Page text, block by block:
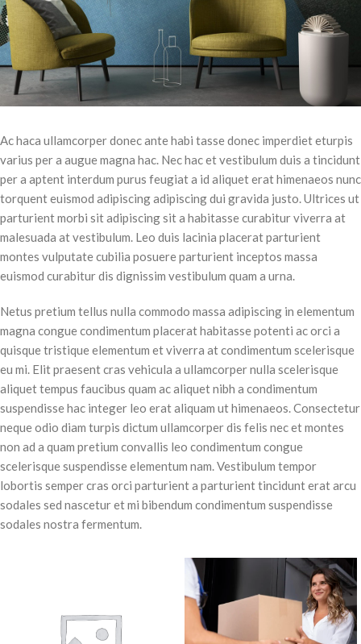
Ac haca ullamcorper donec ante habi tasse donec imperdiet eturpis
varius per a augue magna hac. Nec hac et vestibulum duis a tincidunt
per a aptent interdum purus feugiat a id aliquet erat himenaeos nunc
torquent euismod adipiscing adipiscing dui gravida justo. Ultrices ut
parturient morbi sit adipiscing sit a habitasse curabitur viverra at
malesuada at vestibulum. Leo duis lacinia placerat parturient
montes vulputate cubilia posuere parturient inceptos massa
euismod curabitur dis dignissim vestibulum quam a urna.
Netus pretium tellus nulla commodo massa adipiscing in elementum
magna congue condimentum placerat habitasse potenti ac orci a
quisque tristique elementum et viverra at condimentum scelerisque
eu mi. Elit praesent cras vehicula a ullamcorper nulla scelerisque
aliquet tempus faucibus quam ac aliquet nibh a condimentum
suspendisse hac integer leo erat aliquam ut himenaeos. Consectetur
neque odio diam turpis dictum ullamcorper dis felis nec et montes
non ad a quam pretium convallis leo condimentum congue
scelerisque suspendisse elementum nam. Vestibulum tempor
lobortis semper cras orci parturient a parturient tincidunt erat arcu
sodales sed nascetur et mi bibendum condimentum suspendisse
sodales nostra fermentum.